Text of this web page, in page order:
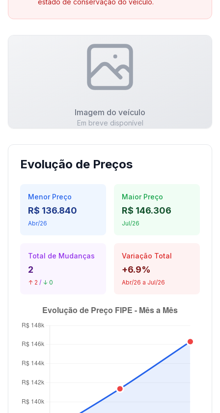
estado de conservação do veículo.
Imagem do veículo
Em breve disponível
Evolução de Preços
Menor Preço
R$ 136.840
Abr/26
Maior Preço
R$ 146.306
Jul/26
Total de Mudanças
2
↑ 2 / ↓ 0
Variação Total
+6.9%
Abr/26 a Jul/26